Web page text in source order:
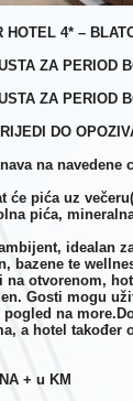
HOTEL 4* –
ZA PERIOD
ZA PERIOD
DO
na navedene
će pića uz
pića,
idealan
bazene te
otvorenom,
Gosti mogu
na
a hotel također
+ u KM